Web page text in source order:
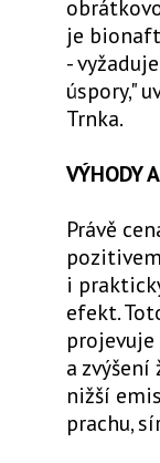
je
-
úspory,"
Trnka.
VÝHODY
Právě
i
efekt.
a
nižší
prachu,